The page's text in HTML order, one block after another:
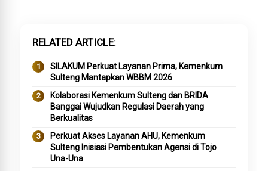
RELATED ARTICLE
SILAKUM Perkuat Layanan Prima, Kemenkum
Sulteng Mantapkan WBBM 2026
Kolaborasi Kemenkum Sulteng dan BRIDA
Banggai Wujudkan Regulasi Daerah yang
Berkualitas
Perkuat Akses Layanan AHU, Kemenkum
Sulteng Inisiasi Pembentukan Agensi di Tojo
Una-Una